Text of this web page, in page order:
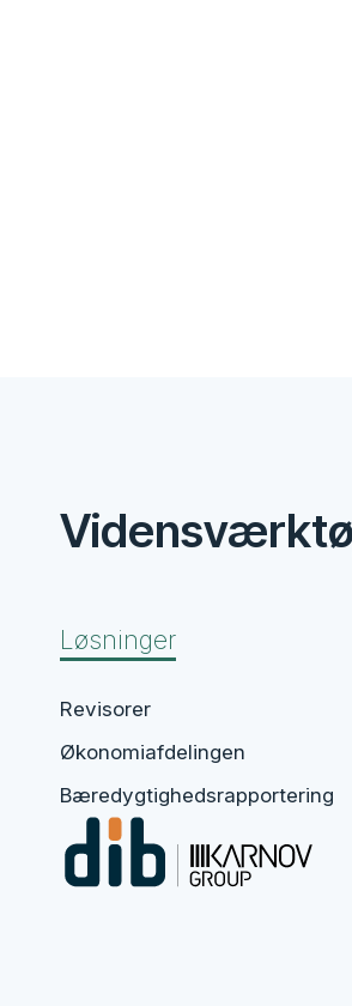
Løsninger
Revisorer
Økonomiafdelingen​
Bæredygtighedsrapportering​